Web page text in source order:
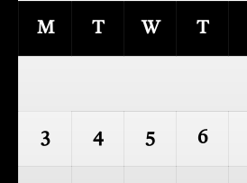
M T W T
3 4 5 6